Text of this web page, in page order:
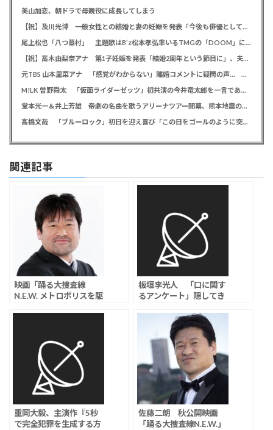
美山加恋、朝ドラで母親役に成長してしまう
【祝】及川光博 一般女性との結婚と妻の妊娠を発表「今後も俳優としてミッチーとして精進」
尾上松也「八つ墓村」 主題歌はB’z松本孝弘率いるTMGの「DOOM」に決定、メインビジュアル＆本予告編も解禁
【祝】高木由梨奈アナ 第1子妊娠を発表「結婚2周年という節目に」、夫は岸田タツヤ
元TBS 山本里菜アナ 「感覚がわからない」離婚コメントに疑問の声… シャンパンタワーの超豪華式も結婚生活は4年半で終止符
M!LK 曽野舜太 「仮面ライダーゼッツ」初共演の今井竜太郎を一言であらわすと「大きいゴールデンレトリバー
堂本光一＆井上芳雄 帝劇の名曲を歌うアリーナツアー開幕、熊本地震の募金箱も設置「ステージから元気を届けられる形になれば」
高橋文哉 「ブルーロック」初日を迎え喜び「この日をゴールのように突っ走ってきた」
関連記事
映画「踊る大捜査線
N.E.W. メトロポリスを駆
板垣李光人 「口に関す
るアンケート」隠してき
イに勝ったことがない」
重岡大毅、主演作『5秒
で完全犯罪を生成する方
佐藤二朗 秋公開映画
「踊る大捜査線N.E.W.」